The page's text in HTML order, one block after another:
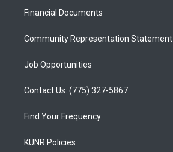
a
Financial Documents
Community Representation Statement
Job Opportunities
Contact Us: (775) 327-5867
Find Your Frequency
KUNR Policies